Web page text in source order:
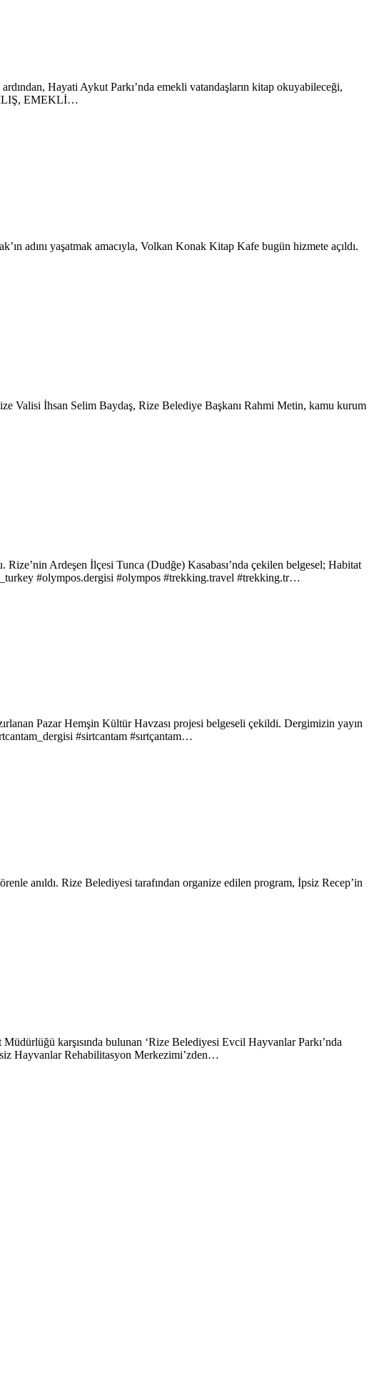
Hayati Aykut Parkı’nda emekli vatandaşların kitap okuyabileceği,
EMEKLİ…
adını yaşatmak amacıyla, Volkan Konak Kitap Kafe bugün hizmete açıldı.
Valisi İhsan Selim Baydaş, Rize Belediye Başkanı Rahmi Metin, kamu kurum
Ardeşen İlçesi Tunca (Dudğe) Kasabası’nda çekilen belgesel; Habitat
#olympos.dergisi #olympos #trekking.travel #trekking.tr…
Pazar Hemşin Kültür Havzası projesi belgeseli çekildi. Dergimizin yayın
#sirtcantam #sırtçantam…
anıldı. Rize Belediyesi tarafından organize edilen program, İpsiz Recep’in
karşısında bulunan ‘Rize Belediyesi Evcil Hayvanlar Parkı’nda
Hayvanlar Rehabilitasyon Merkezimi’zden…